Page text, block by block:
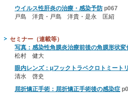
ウイルス性肝炎の治療・感染予防 p067
戸島 洋貴・戸島 洋貴・是永 匡紹
セミナー（連載等）
写真：感染性角膜炎治療前後の角膜形状変
松村 健大
眼内レンズ：μフックトラベクロトミート
清水 啓史
屈折矯正手術：屈折矯正手術後の感染症